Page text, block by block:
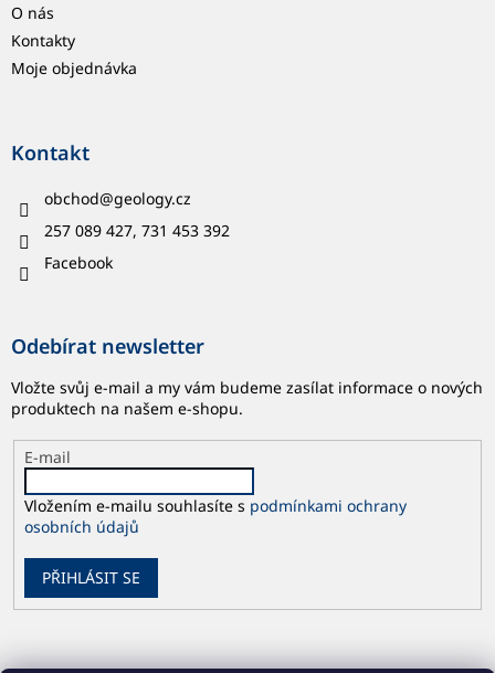
O nás
Kontakty
Moje objednávka
Kontakt
obchod@geology.cz
257 089 427, 731 453 392
Facebook
Odebírat newsletter
Vložte svůj e-mail a my vám budeme zasílat informace o nových
produktech na našem e-shopu.
E-mail
Vložením e-mailu souhlasíte s podmínkami ochrany
osobních údajů
PŘIHLÁSIT SE